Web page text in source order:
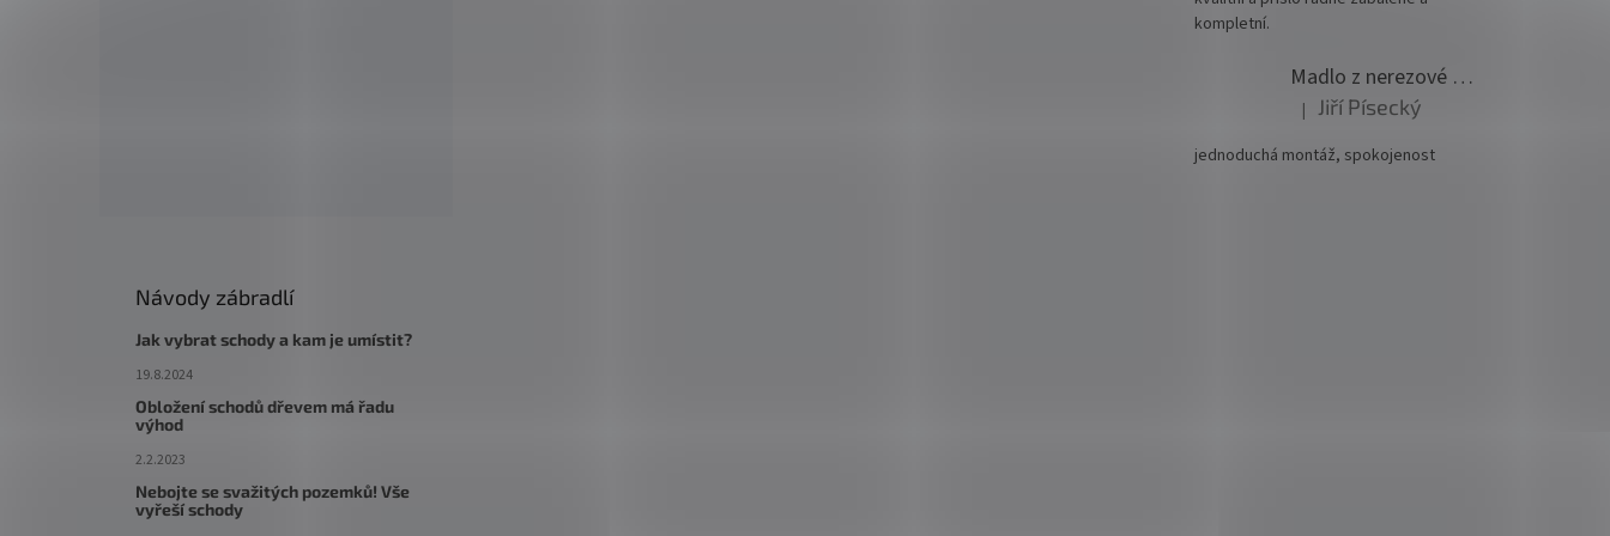
kompletní.
Madlo z nerezové oceli pr. 42,4mm komplet - model 0116 - 3000mm
Hodnocení produktu je 5 z 5 hvězdiček.
| Jiří Písecký
jednoduchá montáž, spokojenost
Návody zábradlí
Jak vybrat schody a kam je umístit?
19.8.2024
Obložení schodů dřevem má řadu
výhod
2.2.2023
Nebojte se svažitých pozemků! Vše
vyřeší schody